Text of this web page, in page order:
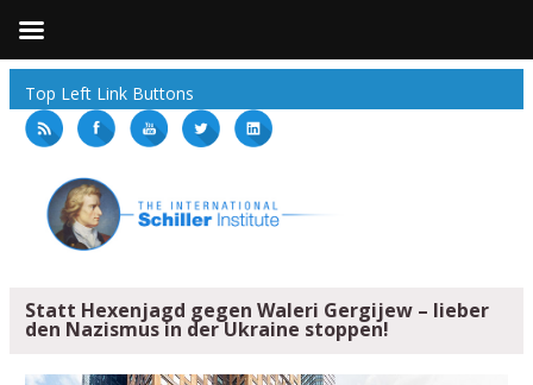
Top Left Link Buttons
Statt Hexenjagd gegen Waleri Gergijew – lieber
den Nazismus in der Ukraine stoppen!